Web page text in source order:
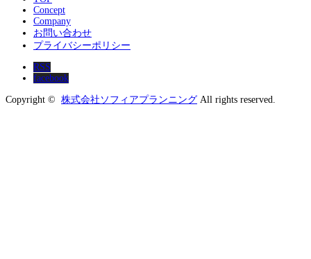
Concept
Company
お問い合わせ
プライバシーポリシー
RSS
facebook
Copyright © 株式会社ソフィアプランニング All rights reserved.